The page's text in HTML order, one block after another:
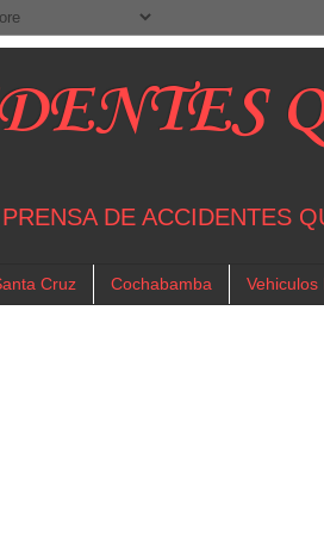
DE ACCIDENTES
Cruz Cochabamba Vehiculos